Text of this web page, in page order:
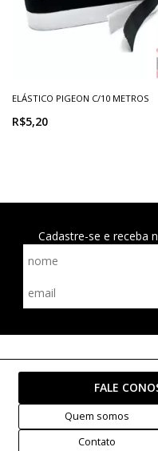
ELÁSTICO PIGEON C/10 METROS
R$5,20
Cadastre-se e receba
FALE
Quem somos
Contato